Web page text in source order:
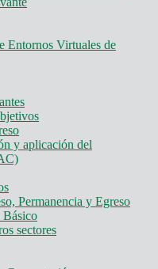
Entornos Virtuales de
y aplicación del
Permanencia y Egreso
Básico
sectores